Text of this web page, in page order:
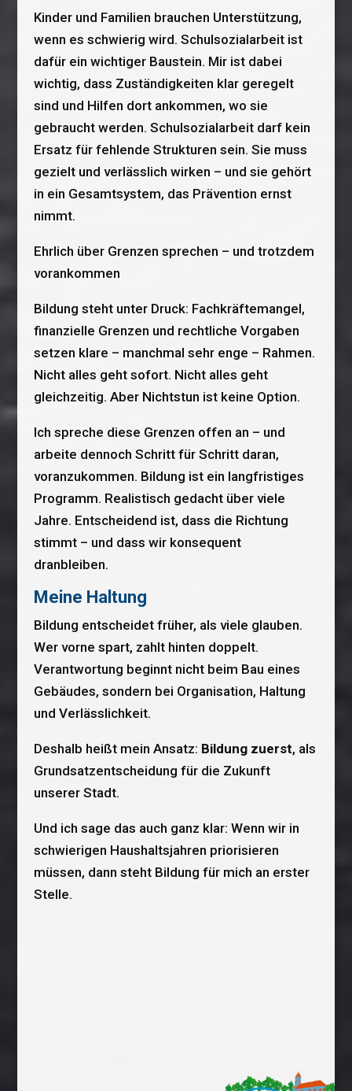
Kinder und Familien brauchen Unterstützung,
wenn es schwierig wird. Schulsozialarbeit ist
dafür ein wichtiger Baustein. Mir ist dabei
wichtig, dass Zuständigkeiten klar geregelt
sind und Hilfen dort ankommen, wo sie
gebraucht werden. Schulsozialarbeit darf kein
Ersatz für fehlende Strukturen sein. Sie muss
gezielt und verlässlich wirken – und sie gehört
in ein Gesamtsystem, das Prävention ernst
nimmt.
Ehrlich über Grenzen sprechen – und trotzdem
vorankommen
Bildung steht unter Druck: Fachkräftemangel,
finanzielle Grenzen und rechtliche Vorgaben
setzen klare – manchmal sehr enge – Rahmen.
Nicht alles geht sofort. Nicht alles geht
gleichzeitig. Aber Nichtstun ist keine Option.
Ich spreche diese Grenzen offen an – und
arbeite dennoch Schritt für Schritt daran,
voranzukommen. Bildung ist ein langfristiges
Programm. Realistisch gedacht über viele
Jahre. Entscheidend ist, dass die Richtung
stimmt – und dass wir konsequent
dranbleiben.
Meine Haltung
Bildung entscheidet früher, als viele glauben.
Wer vorne spart, zahlt hinten doppelt.
Verantwortung beginnt nicht beim Bau eines
Gebäudes, sondern bei Organisation, Haltung
und Verlässlichkeit.
Deshalb heißt mein Ansatz: Bildung zuerst, als
Grundsatzentscheidung für die Zukunft
unserer Stadt.
Und ich sage das auch ganz klar: Wenn wir in
schwierigen Haushaltsjahren priorisieren
müssen, dann steht Bildung für mich an erster
Stelle.